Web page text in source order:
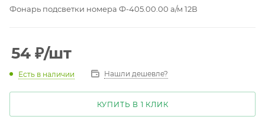
Фонарь подсветки номера Ф-405.00.00 а/м 12В
54 ₽/шт
Есть в наличии Нашли дешевле?
КУПИТЬ В 1 КЛИК